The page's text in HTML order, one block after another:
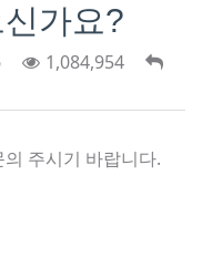
가요?
1,084,954
주시기 바랍니다.